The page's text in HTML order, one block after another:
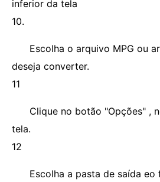
inferior da tela
10.
Escolha o arquivo MPG ou
deseja converter.
11
Clique no botão "Opções" ,
tela.
12
Escolha a pasta de saída